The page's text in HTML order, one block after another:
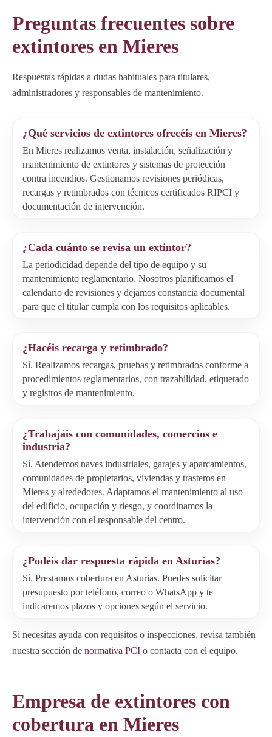
Preguntas frecuentes sobre
extintores en Mieres
Respuestas rápidas a dudas habituales para titulares,
administradores y responsables de mantenimiento.
¿Qué servicios de extintores ofrecéis en Mieres?
En Mieres realizamos venta, instalación, señalización y
mantenimiento de extintores y sistemas de protección
contra incendios. Gestionamos revisiones periódicas,
recargas y retimbrados con técnicos certificados RIPCI y
documentación de intervención.
¿Cada cuánto se revisa un extintor?
La periodicidad depende del tipo de equipo y su
mantenimiento reglamentario. Nosotros planificamos el
calendario de revisiones y dejamos constancia documental
para que el titular cumpla con los requisitos aplicables.
¿Hacéis recarga y retimbrado?
Sí. Realizamos recargas, pruebas y retimbrados conforme a
procedimientos reglamentarios, con trazabilidad, etiquetado
y registros de mantenimiento.
¿Trabajáis con comunidades, comercios e
industria?
Sí. Atendemos naves industriales, garajes y aparcamientos,
comunidades de propietarios, viviendas y trasteros en
Mieres y alrededores. Adaptamos el mantenimiento al uso
del edificio, ocupación y riesgo, y coordinamos la
intervención con el responsable del centro.
¿Podéis dar respuesta rápida en Asturias?
Sí. Prestamos cobertura en Asturias. Puedes solicitar
presupuesto por teléfono, correo o WhatsApp y te
indicaremos plazos y opciones según el servicio.
Si necesitas ayuda con requisitos o inspecciones, revisa también
nuestra sección de normativa PCI o contacta con el equipo.
Empresa de extintores con
cobertura en Mieres